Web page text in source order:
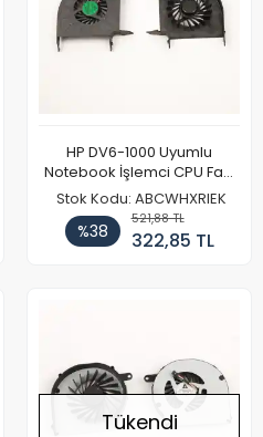
HP DV6-1000 Uyumlu
Notebook İşlemci CPU Fanı
2
Stok Kodu: ABCWHXRIEK
%38
521,88 TL
322,85 TL
Tükendi